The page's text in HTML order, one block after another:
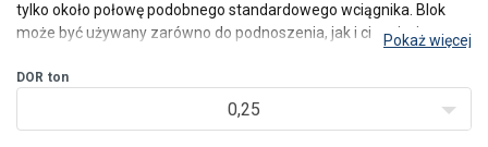
tylko około połowę podobnego standardowego wciągnika. Blok
może być używany zarówno do podnoszenia, jak i ciągnięcia.
Bezpieczny - każdy wciągnik przed opuszczeniem fabryki
jest odporny testowany obc
Pokaż więcej
DOR ton
0,25